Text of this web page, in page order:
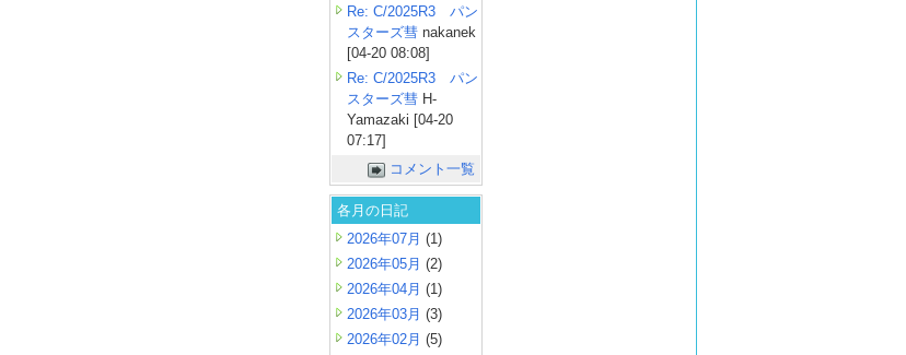
Re: C/2025R3 パン
スターズ彗 nakanek
[04-20 08:08]
Re: C/2025R3 パン
スターズ彗 H-
Yamazaki [04-20
07:17]
コメント一覧
各月の日記
2026年07月 (1)
2026年05月 (2)
2026年04月 (1)
2026年03月 (3)
2026年02月 (5)